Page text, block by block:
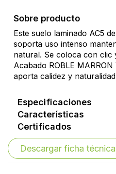
Sobre producto
Este suelo laminado AC5
soporta uso intenso
natural. Se coloca con clic
Acabado ROBLE
aporta calidez y
Especificaciones
Características
Certificados
Descargar ficha técnica